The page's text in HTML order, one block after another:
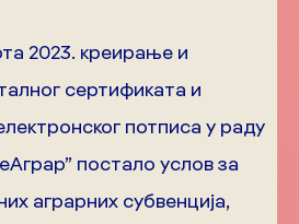
2023. креирање и
сертификата и
потписа у раду
постало услов за
аграрних субвенција,